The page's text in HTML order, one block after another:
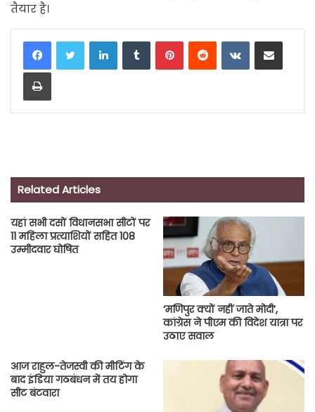
तैयार है।
LinkedInTumblrPinterestReddit VKontakteShare via Email
Print
Related Articles
यहां सभी दसों विधानसभा सीटों पर
11 महिला प्रत्याशियों सहित 108
उम्मीदवार घोषित
‘मणिपुर क्यों नहीं जाते मोदी’,
कांग्रेस ने पीएम की विदेश यात्रा पर
उठाए सवाल
आज राहुल-तेजस्वी की मीटिंग के
बाद इंडिया गठबंधन में तय होगा
सीट बंटवारा